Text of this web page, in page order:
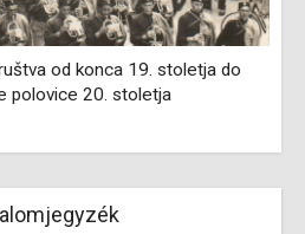
od konca 19. stoletja do
polovice 20. stoletja